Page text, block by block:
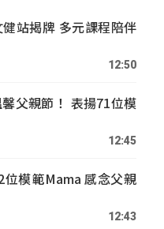
站揭牌 多元課程陪伴
12:50
父親節！ 表揚71位模
12:45
模範Mama 感念父親
12:43